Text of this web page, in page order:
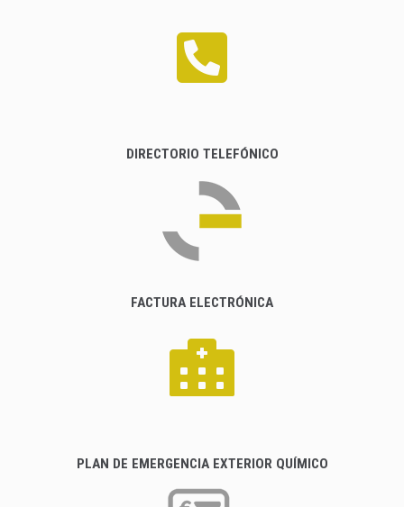
DIRECTORIO TELEFÓNICO
FACTURA ELECTRÓNICA
PLAN DE EMERGENCIA EXTERIOR QUÍMICO